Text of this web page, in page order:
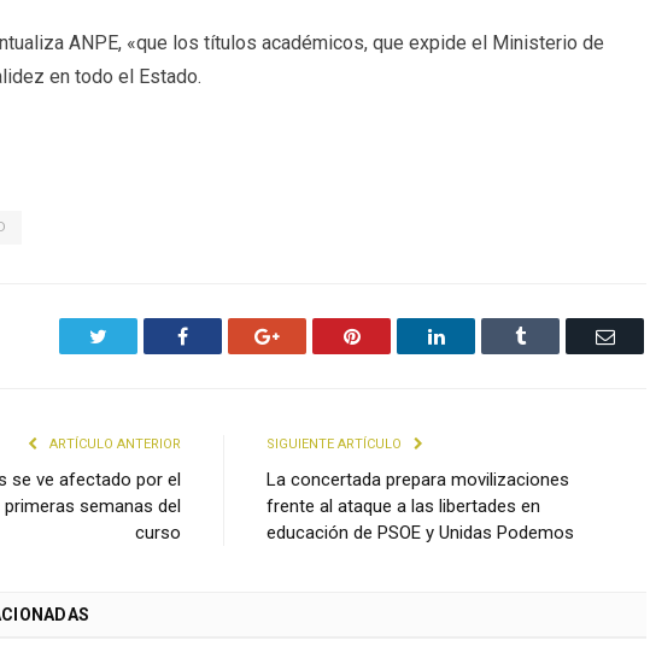
ANPE, «que los títulos académicos, que expide el Ministerio de
en todo el Estado.
Facebook Google+ Pinterest LinkedIn Tumblr Email
ARTÍCULO ANTERIOR
se ve afectado por el
semanas del
curso
SIGUIENTE ARTÍCULO
La concertada prepara movilizaciones
frente al ataque a las libertades en
educación de PSOE y Unidas Podemos